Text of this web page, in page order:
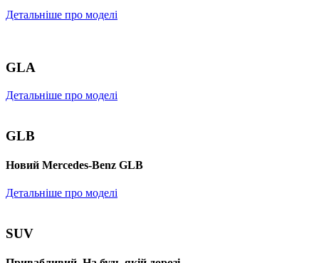
Детальніше про моделі
GLA
Детальніше про моделі
GLB
Новий Mercedes-Benz GLB
Детальніше про моделі
SUV